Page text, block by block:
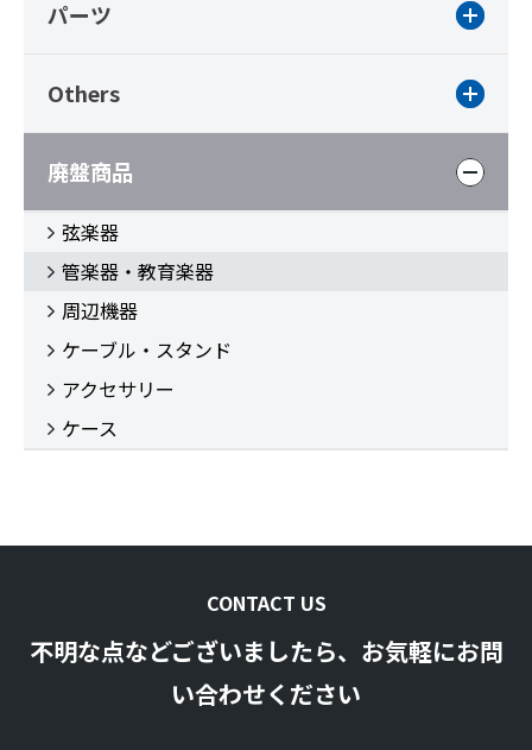
パーツ
Others
廃盤商品
弦楽器
管楽器・教育楽器
周辺機器
ケーブル・スタンド
アクセサリー
ケース
CONTACT US
不明な点などございましたら、お気軽にお問
い合わせください